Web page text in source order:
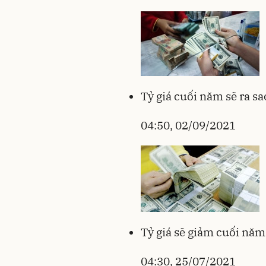
Tỷ giá cuối năm sẽ ra
04:50, 02/09/2021
Tỷ giá sẽ giảm cuối năm
04:30, 25/07/2021